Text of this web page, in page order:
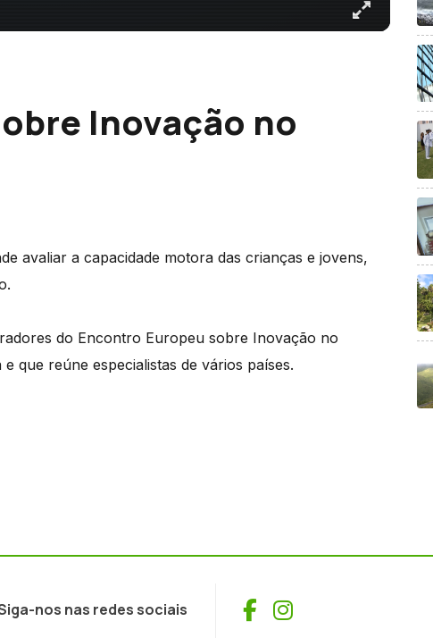
Inovação no
avaliar a capacidade motora das crianças e jovens,
do Encontro Europeu sobre Inovação no
que reúne especialistas de vários países.
nos nas redes sociais Facebook
Instagram